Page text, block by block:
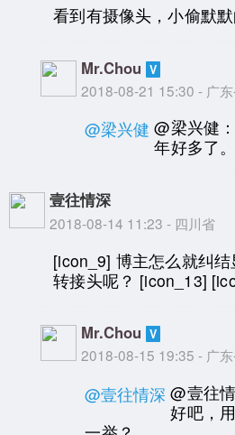
看到有摄像头，小偷默
Mr.Chou
2018-08-21 15:30 - 广
@梁兴健 @梁兴健
年好多了。
壹往情深
2018-08-14 11:23 - 四川省
[icon_9] 博主怎么就纠
转接头呢？ [icon_13]
Mr.Chou
2018-08-15 19:35 - 广
@壹往情深 @壹往
好吧，